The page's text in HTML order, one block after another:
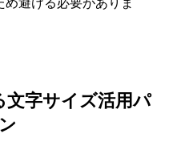
文字サイズ活用パ